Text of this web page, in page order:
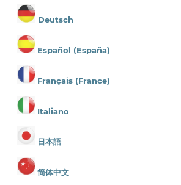
Deutsch
Español (España)
Français (France)
Italiano
日本語
简体中文